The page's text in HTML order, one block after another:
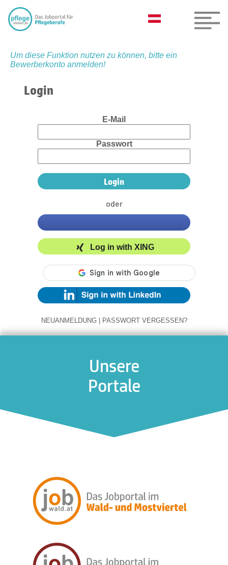
Um diese Funktion nutzen zu können, bitte ein
Bewerberkonto anmelden!
Login
E-Mail
Passwort
oder
Log in with XING
NEUANMELDUNG | PASSWORT VERGESSEN?
Unsere
Portale